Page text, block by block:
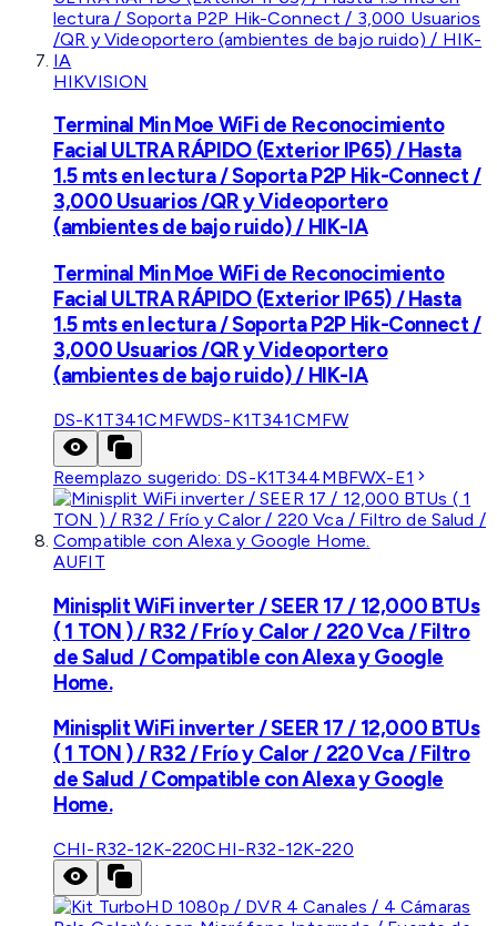
HIKVISION
Terminal Min Moe WiFi de Reconocimiento
Facial ULTRA RÁPIDO (Exterior IP65) / Hasta
1.5 mts en lectura / Soporta P2P Hik-Connect /
3,000 Usuarios /QR y Videoportero
(ambientes de bajo ruido) / HIK-IA
Terminal Min Moe WiFi de Reconocimiento
Facial ULTRA RÁPIDO (Exterior IP65) / Hasta
1.5 mts en lectura / Soporta P2P Hik-Connect /
3,000 Usuarios /QR y Videoportero
(ambientes de bajo ruido) / HIK-IA
DS-K1T341CMFWDS-K1T341CMFW
Reemplazo sugerido: DS-K1T344MBFWX-E1
AUFIT
Minisplit WiFi inverter / SEER 17 / 12,000 BTUs
( 1 TON ) / R32 / Frío y Calor / 220 Vca / Filtro
de Salud / Compatible con Alexa y Google
Home.
Minisplit WiFi inverter / SEER 17 / 12,000 BTUs
( 1 TON ) / R32 / Frío y Calor / 220 Vca / Filtro
de Salud / Compatible con Alexa y Google
Home.
CHI-R32-12K-220CHI-R32-12K-220